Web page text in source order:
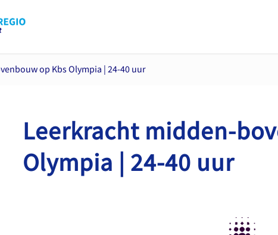
op Kbs Olympia | 24-40 uur
Leerkracht midden-
Olympia | 24-40 uur